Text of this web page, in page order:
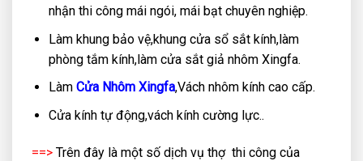
nhận thi công mái ngói, mái bạt chuyên nghiệp.
Làm khung bảo vệ,khung cửa sổ sắt kính,làm
phòng tắm kính,làm cửa sắt giả nhôm Xingfa.
Làm Cửa Nhôm Xingfa,Vách nhôm kính cao cấp.
Cửa kính tự động,vách kính cường lực..
==> Trên đây là một số dịch vụ thợ thi công của